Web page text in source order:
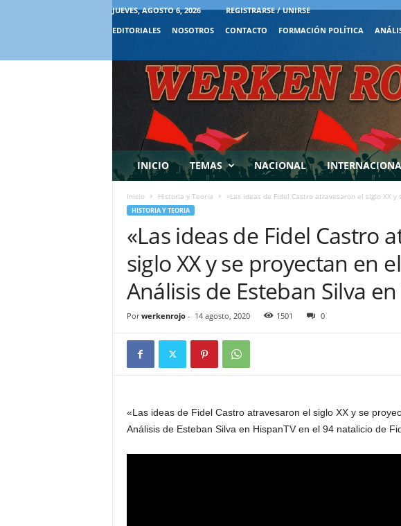
JUEVES, AGOSTO 6, 2026
REGISTRARSE / UNIRSE
EDITORIALES
NOSOTROS CONTACTO FORMACIÓN POLÍTICA
INICIO TEMAS NACIONAL
Inicio Historia y Teoria «Las ideas de Fidel Castro atravesaron el siglo XX y
HISTORIA Y TEORIA
«Las ideas de Fidel Castro
siglo XX y se proyectan en
Análisis de Esteban Silva
Por werkenrojo- 14 agosto, 2020 1501 0
«Las ideas de Fidel Castro atravesaron el siglo XX y se
Análisis de Esteban Silva en HispanTV en el 94 natalicio de